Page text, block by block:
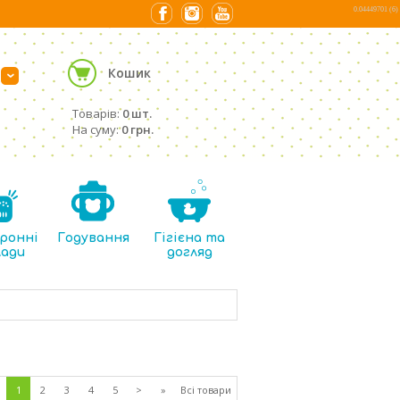
› Кошик
Товарів:0 шт.
На суму:0 грн.
Годування
Гігієна та
догляд
1 2 3 4 5 > » Всі товари
0.04449701 (6)